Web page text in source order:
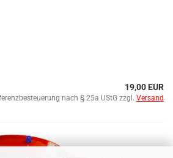
19,00 EUR
nach § 25a UStG zzgl. Versand